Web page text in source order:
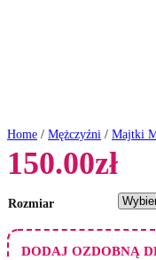
Home / Mężczyźni / Majtki
150.00zł
Rozmiar
DODAJ OZDOBNĄ